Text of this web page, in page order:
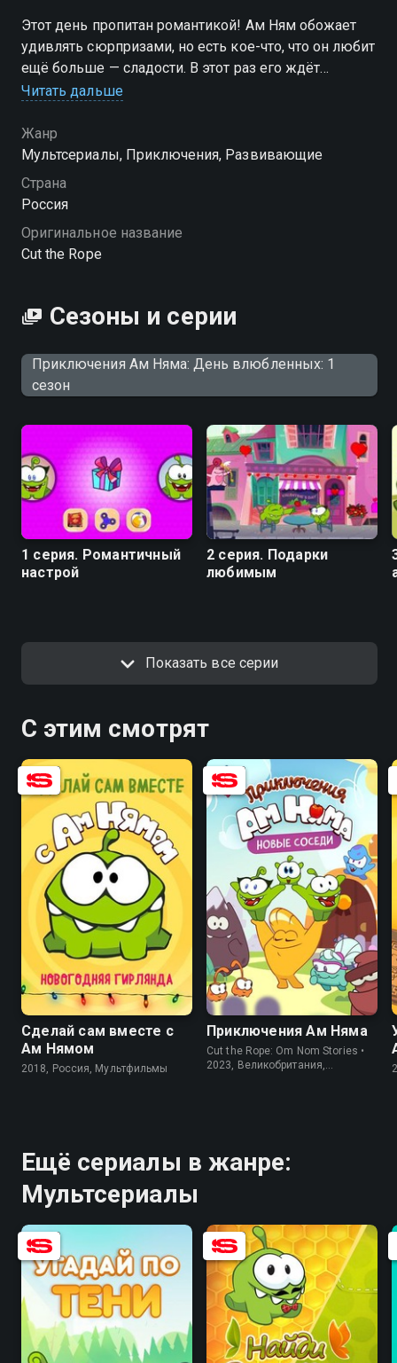
Этот день пропитан романтикой! Ам Ням обожает
удивлять сюрпризами, но есть кое-что, что он любит
ещё больше — сладости. В этот раз его ждёт
настоящее испытание на прочность: праздник,
всё организовать идеально? «Приключения Ам
Няма: День влюбленных» — смотрите онлайн в
хорошем качестве.
Читать дальше
Жанр
Мультсериалы, Приключения, Развивающие
Страна
Россия
Оригинальное название
Cut the Rope
Сезоны и серии
Приключения Ам Няма: День влюбленных: 1
сезон
1 серия. Романтичный
настрой
2 серия. Подарки
любимым
Показать все серии
С этим смотрят
Сделай сам вместе с
Ам Нямом
2018, Россия, Мультфильмы
8.2
Приключения Ам Няма
Cut the Rope: Om Nom Stories •
2023, Великобритания,
Ещё сериалы в жанре:
Мультсериалы